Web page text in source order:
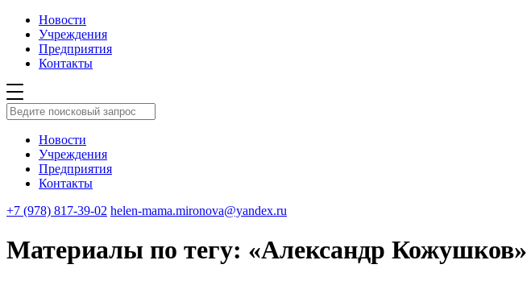
Новости
Учреждения
Предприятия
Контакты
Новости
Учреждения
Предприятия
Контакты
+7 (978) 817-39-02 helen-mama.mironova@yandex.ru
Материалы по тегу: «Александр Кожушков»